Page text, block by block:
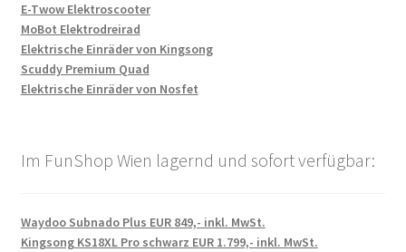
E-Twow Elektroscooter
MoBot Elektrodreirad
Elektrische Einräder von Kingsong
Scuddy Premium Quad
Elektrische Einräder von Nosfet
Im FunShop Wien lagernd und sofort verfügbar:
Waydoo Subnado Plus EUR 849,- inkl. MwSt.
Kingsong KS18XL Pro schwarz EUR 1.799,- inkl. MwSt.